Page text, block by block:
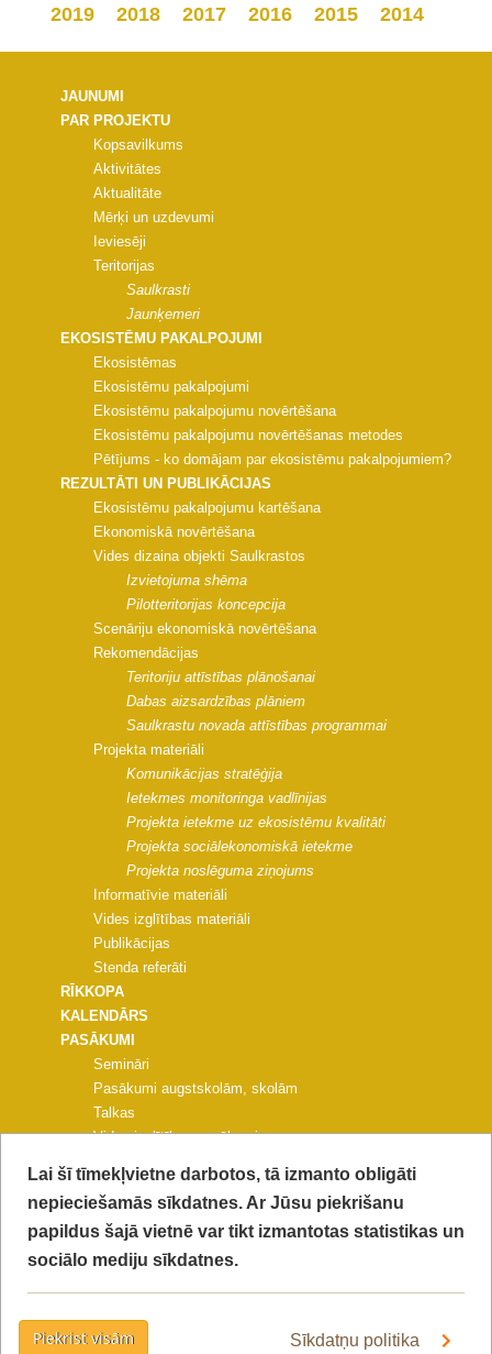
2019
2018 2017 2016 2015 2014
JAUNUMI
PAR PROJEKTU
Kopsavilkums
Aktivitātes
Aktualitāte
Mērķi un uzdevumi
Ieviesēji
Teritorijas
Saulkrasti
Jaunķemeri
EKOSISTĒMU PAKALPOJUMI
Ekosistēmas
Ekosistēmu pakalpojumi
Ekosistēmu pakalpojumu novērtēšana
Ekosistēmu pakalpojumu novērtēšanas metodes
Pētījums - ko domājam par ekosistēmu pakalpojumiem?
REZULTĀTI UN PUBLIKĀCIJAS
Ekosistēmu pakalpojumu kartēšana
Ekonomiskā novērtēšana
Vides dizaina objekti Saulkrastos
Izvietojuma shēma
Pilotteritorijas koncepcija
Scenāriju ekonomiskā novērtēšana
Rekomendācijas
Teritoriju attīstības plānošanai
Dabas aizsardzības plāniem
Saulkrastu novada attīstības programmai
Projekta materiāli
Komunikācijas stratēģija
Ietekmes monitoringa vadlīnijas
Projekta ietekme uz ekosistēmu kvalitāti
Projekta sociālekonomiskā ietekme
Projekta noslēguma ziņojums
Informatīvie materiāli
Vides izglītības materiāli
Publikācijas
Stenda referāti
RĪKKOPA
KALENDĀRS
PASĀKUMI
Semināri
Pasākumi augstskolām, skolām
Talkas
Vides izglītības pasākumi
Citi pasākumi
PROJEKTA KONFERENCE
FOTOGALERIJAS
KONTAKTI
PRIVĀTUMA POLITIKA
Lai šī tīmekļvietne darbotos, tā izmanto obligāti
nepieciešamās sīkdatnes. Ar Jūsu piekrišanu
papildus šajā vietnē var tikt izmantotas statistikas un
sociālo mediju sīkdatnes.
Piekrist visām Sīkdatņu politika